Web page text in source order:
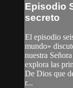
Episodio
secreto
El episodio
mundo»
nuestra
explora las
De Dios que
r...